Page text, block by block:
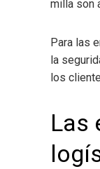
milla son
Para las
la
los
Las